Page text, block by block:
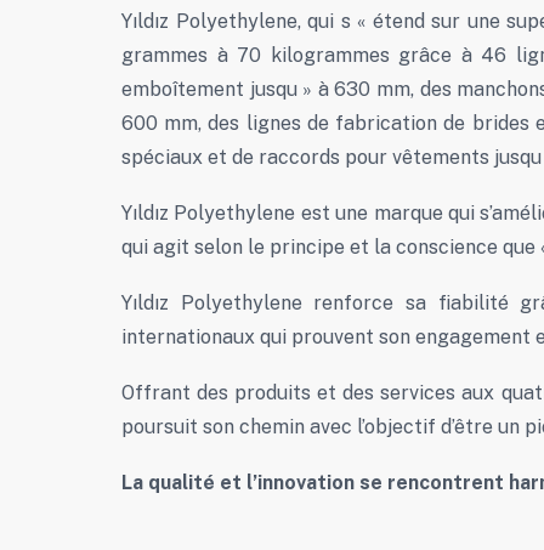
Yıldız Polyethylene, qui s « étend sur une
grammes à 70 kilogrammes grâce à 46
emboîtement jusqu » à 630 mm, des
600 mm, des lignes de fabrication de
spéciaux et de raccords pour vêtements jusqu
Yıldız Polyethylene est une marque qui
qui agit selon le principe et la conscience
Yıldız Polyethylene renforce sa fiabilité
internationaux qui prouvent son engagement
Offrant des produits et des services aux
poursuit son chemin avec l’objectif d’être un
La qualité et l’innovation se rencontrent